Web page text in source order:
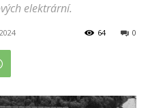
elektrární.
0
64